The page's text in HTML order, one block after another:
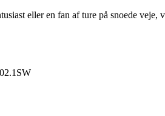
eller en fan af ture på snoede